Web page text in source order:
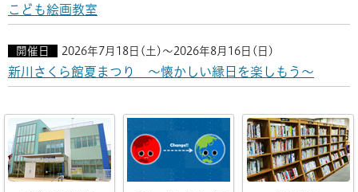
こども絵画教室
開催日 2026年7月18日(土)～2026年8月16日(日)
新川さくら館夏まつり ～懐かしい縁日を楽しもう～